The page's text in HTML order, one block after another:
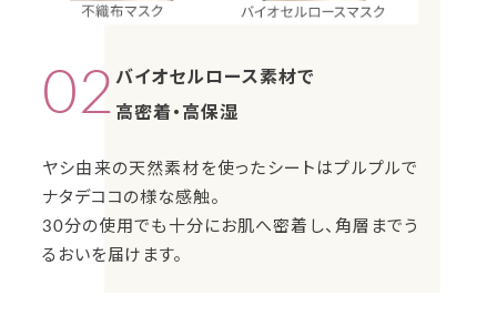
02 バイオセルロース素材で
高密着・高保湿
ヤシ由来の天然素材を使ったシートはプルプルで
ナタデココの様な感触。
30分の使用でも十分にお肌へ密着し、角層までう
るおいを届けます。